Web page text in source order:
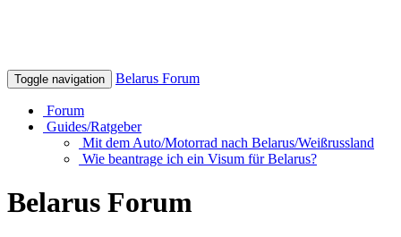
Toggle navigation Belarus Forum
Forum
Guides/Ratgeber
Mit dem Auto/Motorrad nach Belarus/Weißrussland
Wie beantrage ich ein Visum für Belarus?
Belarus Forum